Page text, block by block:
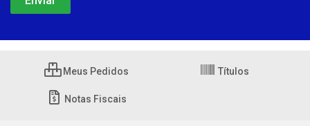
Meus Pedidos Títulos
Notas Fiscais